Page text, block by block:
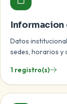
Informacion
Datos
sedes, horarios y
1 registro(s)